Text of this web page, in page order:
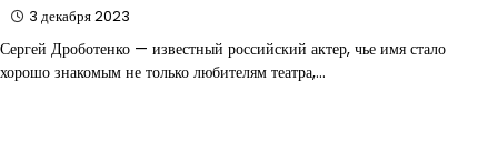
3 декабря 2023
Сергей Дроботенко — известный российский актер, чье имя стало
хорошо знакомым не только любителям театра,…